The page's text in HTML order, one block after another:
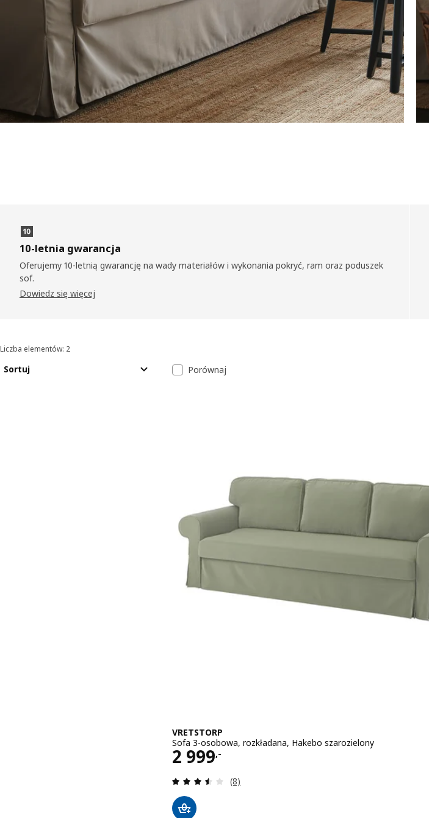
10-letnia gwarancja
Oferujemy 10-letnią gwarancję na wady materiałów i wykonania pokryć, ram oraz poduszek
sof.
Dowiedz się więcej
Sortowanie i filtrowanie
Liczba elementów: 2
Sortuj Lista wyników
Porównaj
VRETSTORP
Sofa 3-osobowa, rozkładana, Hakebo szarozielony
2 999,-
Cena 2999,-
Recenzja: 3.5 z 5 gwiazdki. Łączna liczba
(8)